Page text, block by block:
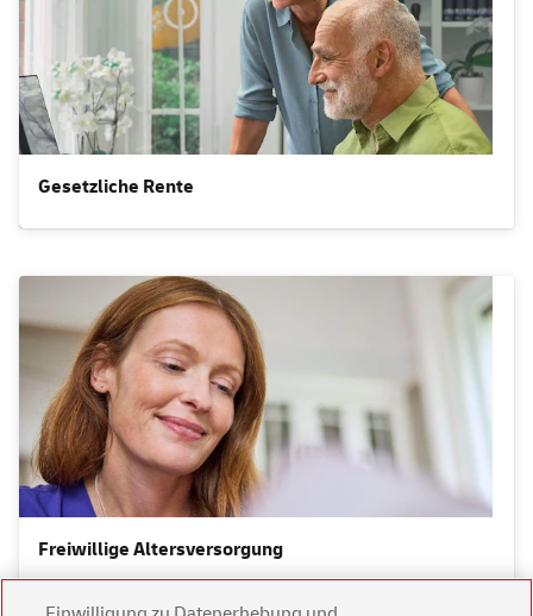
Gesetzliche Rente
Freiwillige Altersversorgung